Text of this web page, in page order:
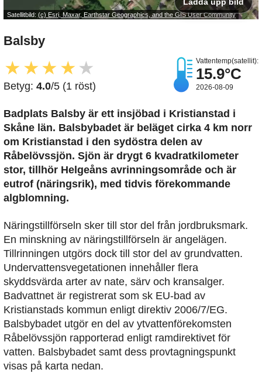
Satellitbild: (c) Esri, Maxar, Earthstar Geographics, and the GIS User Community
Ladda upp bild
Balsby
★ ★★ ★ ★
Betyg: 4.0/5 (1 röst)
Vattentemp(satellit):
15.9°C
2026-08-09
Badplats Balsby är ett insjöbad i Kristianstad i
Skåne län. Balsbybadet är beläget cirka 4 km norr
om Kristianstad i den sydöstra delen av
Råbelövssjön. Sjön är drygt 6 kvadratkilometer
stor, tillhör Helgeåns avrinningsområde och är
eutrof (näringsrik), med tidvis förekommande
algblomning.
Näringstillförseln sker till stor del från jordbruksmark.
En minskning av näringstillförseln är angelägen.
Tillrinningen utgörs dock till stor del av grundvatten.
Undervattensvegetationen innehåller flera
skyddsvärda arter av nate, särv och kransalger.
Badvattnet är registrerat som sk EU-bad av
Kristianstads kommun enligt direktiv 2006/7/EG.
Balsbybadet utgör en del av ytvattenförekomsten
Råbelövssjön rapporterad enligt ramdirektivet för
vatten. Balsbybadet samt dess provtagningspunkt
visas på karta nedan.